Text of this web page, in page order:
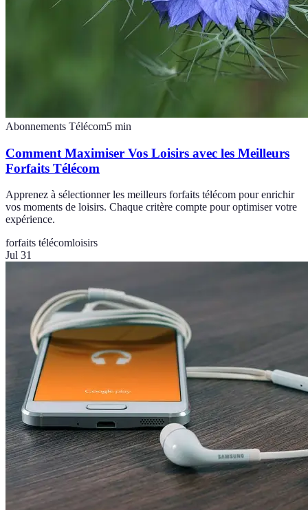
Abonnements Télécom5 min
Comment Maximiser Vos Loisirs avec les Meilleurs
Forfaits Télécom
Apprenez à sélectionner les meilleurs forfaits télécom pour enrichir
vos moments de loisirs. Chaque critère compte pour optimiser votre
expérience.
forfaits télécomloisirs
Jul 31